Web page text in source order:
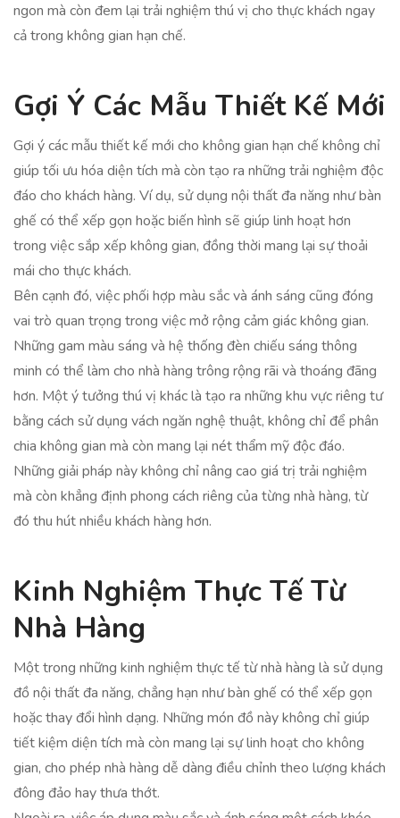
ngon mà còn đem lại trải nghiệm thú vị cho thực khách ngay
cả trong không gian hạn chế.
Gợi Ý Các Mẫu Thiết Kế Mới
Gợi ý các mẫu thiết kế mới cho không gian hạn chế không chỉ
giúp tối ưu hóa diện tích mà còn tạo ra những trải nghiệm độc
đáo cho khách hàng. Ví dụ, sử dụng nội thất đa năng như bàn
ghế có thể xếp gọn hoặc biến hình sẽ giúp linh hoạt hơn
trong việc sắp xếp không gian, đồng thời mang lại sự thoải
mái cho thực khách.
Bên cạnh đó, việc phối hợp màu sắc và ánh sáng cũng đóng
vai trò quan trọng trong việc mở rộng cảm giác không gian.
Những gam màu sáng và hệ thống đèn chiếu sáng thông
minh có thể làm cho nhà hàng trông rộng rãi và thoáng đãng
hơn. Một ý tưởng thú vị khác là tạo ra những khu vực riêng tư
bằng cách sử dụng vách ngăn nghệ thuật, không chỉ để phân
chia không gian mà còn mang lại nét thẩm mỹ độc đáo.
Những giải pháp này không chỉ nâng cao giá trị trải nghiệm
mà còn khẳng định phong cách riêng của từng nhà hàng, từ
đó thu hút nhiều khách hàng hơn.
Kinh Nghiệm Thực Tế Từ
Nhà Hàng
Một trong những kinh nghiệm thực tế từ nhà hàng là sử dụng
đồ nội thất đa năng, chẳng hạn như bàn ghế có thể xếp gọn
hoặc thay đổi hình dạng. Những món đồ này không chỉ giúp
tiết kiệm diện tích mà còn mang lại sự linh hoạt cho không
gian, cho phép nhà hàng dễ dàng điều chỉnh theo lượng khách
đông đảo hay thưa thớt.